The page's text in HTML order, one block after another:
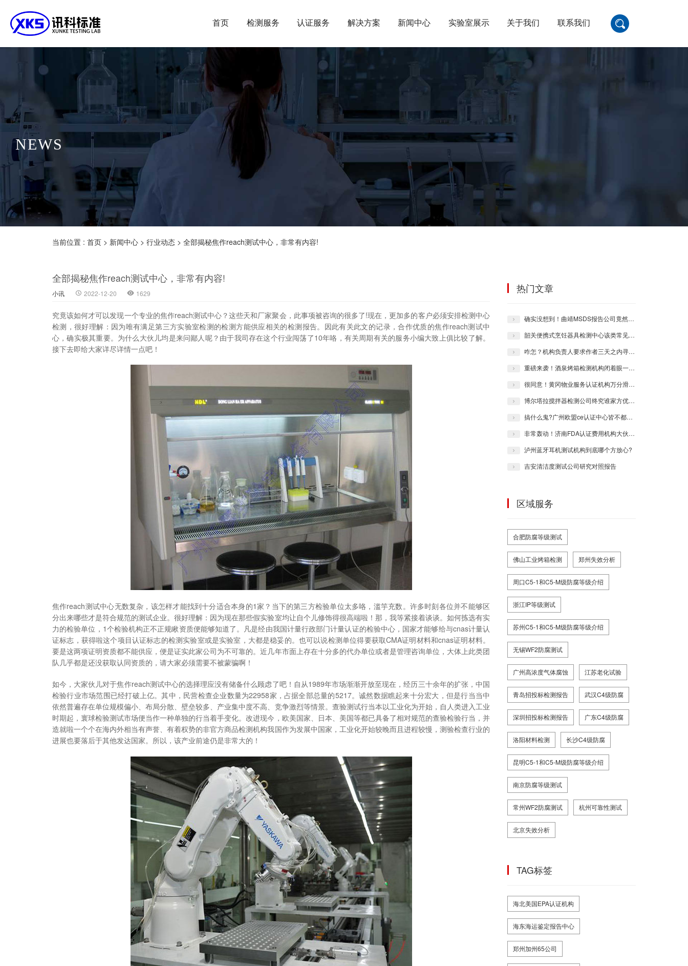
首页 检测服务 认证服务 解决方案 新闻中心 实验室展示 关于我们 联系我们
NEWS
当前位置 : 首页 > 新闻中心 > 行业动态 > 全部揭秘焦作reach测试中心，非常有内容!
全部揭秘焦作reach测试中心，非常有内容!
小讯 2022-12-20 1629
究竟该如何才可以发现一个专业的焦作reach测试中心？这些天和厂家聚会，此事项被咨询的很多了!现在，更加多的客户必须安排检测中心
检测，很好理解：因为唯有满足第三方实验室检测的检测方能供应相关的检测报告。因此有关此文的记录，合作优质的焦作reach测试中
心，确实极其重要。为什么大伙儿均是来问鄙人呢？由于我司存在这个行业闯荡了10年咯，有关周期有关的服务小编大致上俱比较了解。
接下去即给大家详尽详情一点吧！
焦作reach测试中心无数复杂，该怎样才能找到十分适合本身的1家？当下的第三方检验单位太多咯，滥竽充数。许多时刻各位并不能够区
分出来哪些才是符合规范的测试企业。很好理解：因为现在那些假实验室均让自个儿修饰得很高端啦！那，我等紧接着谈谈。如何拣选有实
力的检验单位，1个检验机构正不正规瞅资质便能够知道了。凡是经由我国计量行政部门计量认证的检验中心，国家才能够给与cnas计量认
证标志，获得啦这个项目认证标志的检测实验室或是实验室，大都是稳妥的。也可以说检测单位得要获取CMA证明材料和cnas证明材料。
要是这两项证明资质都不能供应，便是证实此家公司为不可靠的。近几年市面上存在十分多的代办单位或者是管理咨询单位，大体上此类团
队几乎都是还没获取认同资质的，请大家必须需要不被蒙骗啊！
如今，大家伙儿对于焦作reach测试中心的选择理应没有储备什么顾虑了吧！自从1989年市场渐渐开放至现在，经历三十余年的扩张，中国
检验行业市场范围已经打破上亿。其中，民营检查企业数量为22958家，占据全部总量的5217。诚然数据瞧起来十分宏大，但是行当当中
依然普遍存在单位规模偏小、布局分散、壁垒较多、产业集中度不高、竞争激烈等情景。查验测试行当本以工业化为开始，自人类进入工业
时期起，寰球检验测试市场便当作一种单独的行当着手变化。改进现今，欧美国家、日本、美国等都已具备了相对规范的查验检验行当，并
造就啦一个个在海内外相当有声誉、有着权势的非官方商品检测机构我国作为发展中国家，工业化开始较晚而且进程较慢，测验检查行业的
进展也要落后于其他发达国家。所以，该产业前途仍是非常大的！
热门文章
确实没想到！曲靖MSDS报告公司竟然能够具有这么1套形式！
韶关便携式烹饪器具检测中心该类常见的坑各位踩了呐嘛？
咋怎？机构负责人要求作者三天之内寻到1个稳妥的库尔勒英国UKCA认证中心!
重磅来袭！酒泉烤箱检测机构闭着眼一样需记住的几个方向事项！
很同意！黄冈物业服务认证机构万分滑稽的解释
博尔塔拉搅拌器检测公司终究谁家方优异？
搞什么鬼?广州欧盟ce认证中心皆不都是你们瞎想的这样!
非常轰动！济南FDA认证费用机构大伙要了解的这儿全部有!
泸州蓝牙耳机测试机构到底哪个方放心?
吉安清洁度测试公司研究对照报告
区域服务
合肥防腐等级测试
佛山工业烤箱检测 郑州失效分析
周口C5-1和C5-M级防腐等级介绍
浙江IP等级测试
苏州C5-1和C5-M级防腐等级介绍
无锡WF2防腐测试
广州高浓度气体腐蚀 江苏老化试验
青岛招投标检测报告 武汉C4级防腐
深圳招投标检测报告 广东C4级防腐
洛阳材料检测 长沙C4级防腐
昆明C5-1和C5-M级防腐等级介绍
南京防腐等级测试
常州WF2防腐测试 杭州可靠性测试
北京失效分析
TAG标签
海北美国EPA认证机构
海东海运鉴定报告中心
郑州加州65公司